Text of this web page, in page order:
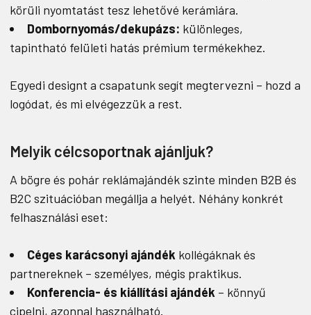
körüli nyomtatást tesz lehetővé kerámiára.
Dombornyomás/dekupázs: különleges,
tapintható felületi hatás prémium termékekhez.
Egyedi designt a csapatunk segít megtervezni – hozd a
logódat, és mi elvégezzük a rest.
Melyik célcsoportnak ajánljuk?
A bögre és pohár reklámajándék szinte minden B2B és
B2C szituációban megállja a helyét. Néhány konkrét
felhasználási eset:
Céges karácsonyi ajándék kollégáknak és
partnereknek – személyes, mégis praktikus.
Konferencia- és kiállítási ajándék – könnyű
cipelni, azonnal használható.